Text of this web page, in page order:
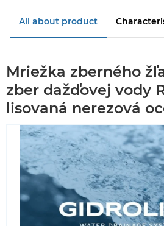
All about product
Mriežka zberného
zber dažďovej vody
lisovaná nerezová